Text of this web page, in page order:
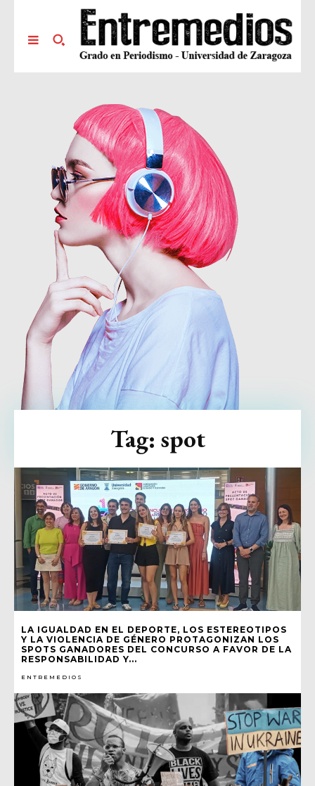
LA IGUALDAD EN EL DEPORTE, LOS ESTEREOTIPOS
Y LA VIOLENCIA DE GÉNERO PROTAGONIZAN LOS
SPOTS GANADORES DEL CONCURSO A FAVOR DE LA
RESPONSABILIDAD Y...
ENTREMEDIOS
Tag: spot